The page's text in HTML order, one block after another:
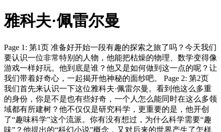
雅科夫·佩雷尔曼
Page 1: 第1页 准备好开始一段有趣的探索之旅了吗？今天我们
要认识一位非常特别的人物，他能把枯燥的物理、数学变得像
游戏一样好玩。他到底是谁？他又是如何做到这一点的呢？让
我们带着好奇心，一起揭开他神秘的面纱吧。 Page 2: 第2页
我们首先来认识一下这位雅科夫·佩雷尔曼。看到他这么多重
的身份，你是不是也有些好奇，一个人怎么能同时在这么多领
域都有所建树？他不仅仅是研究科学，更重要的是，他开创
了“趣味科学”这个流派。你有没有想过，为什么科学需要“趣
味”？他提出的“科幻小说”概念，又对后来的世界产生了怎样